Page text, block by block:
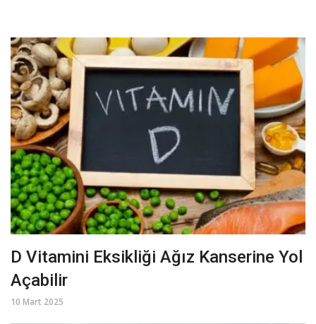
D Vitamini Eksikliği Ağız Kanserine Yol
Açabilir
10 Mart 2025